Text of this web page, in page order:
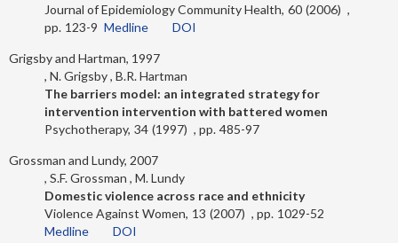
Journal of Epidemiology Community Health 60 2006
123-9 Medline DOI
Grigsby and Hartman, 1997
N. Grigsby B.R. Hartman
The barriers model: an integrated strategy for
intervention intervention with battered women
Psychotherapy 34 1997 485-97
Grossman and Lundy, 2007
S.F. Grossman M. Lundy
Domestic violence across race and ethnicity
Violence Against Women 13 2007
1029-52
Medline
DOI